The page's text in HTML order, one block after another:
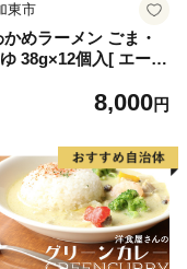
東市
かめラーメン ごま・
38g×12個入[ エース
プ麺 即席めん 時短 防
夜食 小腹 手軽 便利
ープ
8,000円